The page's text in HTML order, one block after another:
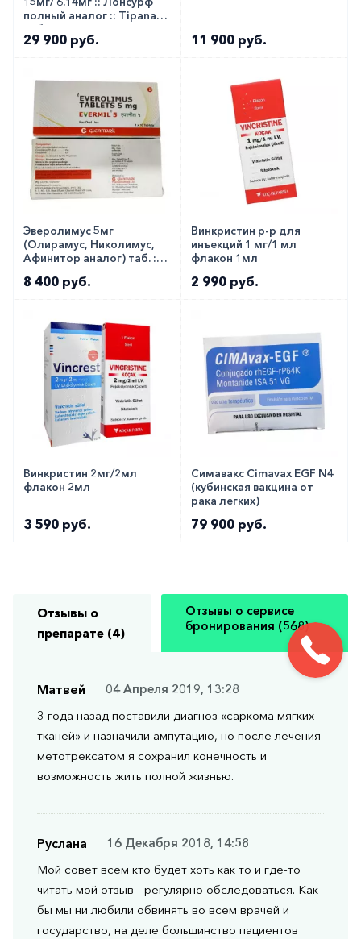
полный аналог :: Tipanat
таб. №20
29 900 руб. 11 900 руб.
Эверолимус 5мг
(Олирамус, Николимус,
Афинитор аналог) таб. ::
8 400 руб.
Винкристин р-р для
инъекций 1 мг/1 мл
флакон 1мл
2 990 руб.
Винкристин 2мг/2мл
флакон 2мл
3 590 руб.
Симавакс Cimavax EGF N4
(кубинская вакцина от
рака легких)
79 900 руб.
Отзывы о
препарате (4)
Отзывы о сервисе
бронирования (568)
Матвей
04 Апреля 2019, 13:28
3 года назад поставили диагноз «саркома мягких
тканей» и назначили ампутацию, но после лечения
метотрексатом я сохранил конечность и
возможность жить полной жизнью.
Руслана
16 Декабря 2018, 14:58
Мой совет всем кто будет хоть как то и где-то
читать мой отзыв - регулярно обследоваться. Как
бы мы ни любили обвинять во всем врачей и
государство, на деле большинство пациентов